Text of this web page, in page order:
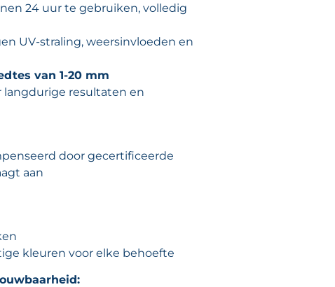
24 uur te gebruiken, volledig
UV-straling, weersinvloeden en
van 1-20 mm
langdurige resultaten en
door gecertificeerde
aan
kleuren voor elke behoefte